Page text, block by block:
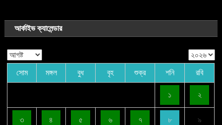
আর্কাইভ ক্যালেন্ডার
সোম মঙ্গল বুধ বৃহ শুক্র শনি রবি
১ ২
৩ ৪ ৫ ৬ ৭ ৮ ৯